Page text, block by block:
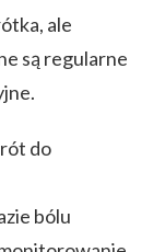
ale
są regularne
do
bólu